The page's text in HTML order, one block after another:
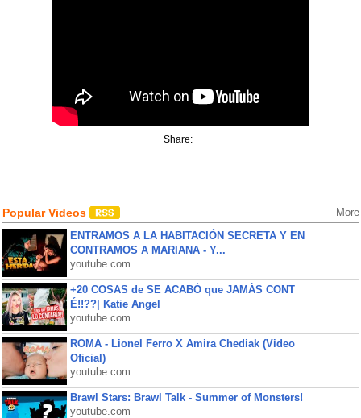
Share:
Popular Videos More
ENTRAMOS A LA HABITACIÓN SECRETA Y EN
CONTRAMOS A MARIANA - Y...
youtube.com
+20 COSAS de SE ACABÓ que JAMÁS CONT
É!!??| Katie Angel
youtube.com
ROMA - Lionel Ferro X Amira Chediak (Video
Oficial)
youtube.com
Brawl Stars: Brawl Talk - Summer of Monsters!
youtube.com